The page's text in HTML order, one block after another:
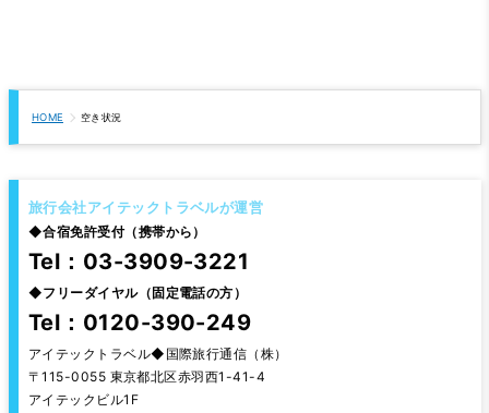
HOME 空き状況
旅行会社アイテックトラベルが運営
◆合宿免許受付（携帯から）
Tel：03-3909-3221
◆フリーダイヤル（固定電話の方）
Tel：0120-390-249
アイテックトラベル◆国際旅行通信（株）
〒115-0055 東京都北区赤羽西1-41-4
アイテックビル1F